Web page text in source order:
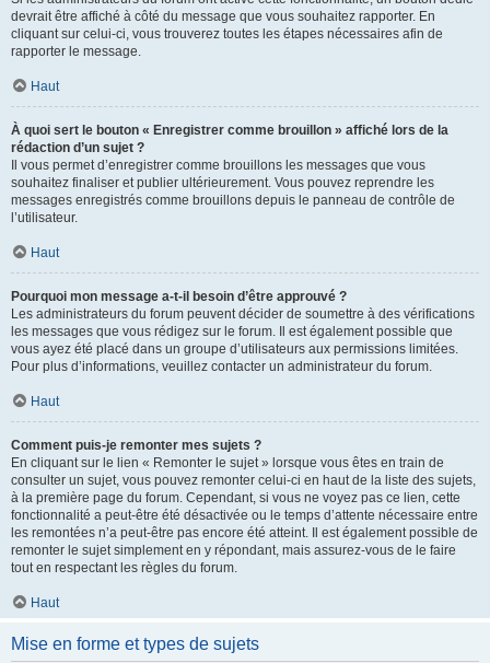
devrait être affiché à côté du message que vous souhaitez rapporter. En
cliquant sur celui-ci, vous trouverez toutes les étapes nécessaires afin de
rapporter le message.
Haut
À quoi sert le bouton « Enregistrer comme brouillon » affiché lors de la
rédaction d’un sujet ?
Il vous permet d’enregistrer comme brouillons les messages que vous
souhaitez finaliser et publier ultérieurement. Vous pouvez reprendre les
messages enregistrés comme brouillons depuis le panneau de contrôle de
l’utilisateur.
Haut
Pourquoi mon message a-t-il besoin d’être approuvé ?
Les administrateurs du forum peuvent décider de soumettre à des vérifications
les messages que vous rédigez sur le forum. Il est également possible que
vous ayez été placé dans un groupe d’utilisateurs aux permissions limitées.
Pour plus d’informations, veuillez contacter un administrateur du forum.
Haut
Comment puis-je remonter mes sujets ?
En cliquant sur le lien « Remonter le sujet » lorsque vous êtes en train de
consulter un sujet, vous pouvez remonter celui-ci en haut de la liste des sujets,
à la première page du forum. Cependant, si vous ne voyez pas ce lien, cette
fonctionnalité a peut-être été désactivée ou le temps d’attente nécessaire entre
les remontées n’a peut-être pas encore été atteint. Il est également possible de
remonter le sujet simplement en y répondant, mais assurez-vous de le faire
tout en respectant les règles du forum.
Haut
Mise en forme et types de sujets